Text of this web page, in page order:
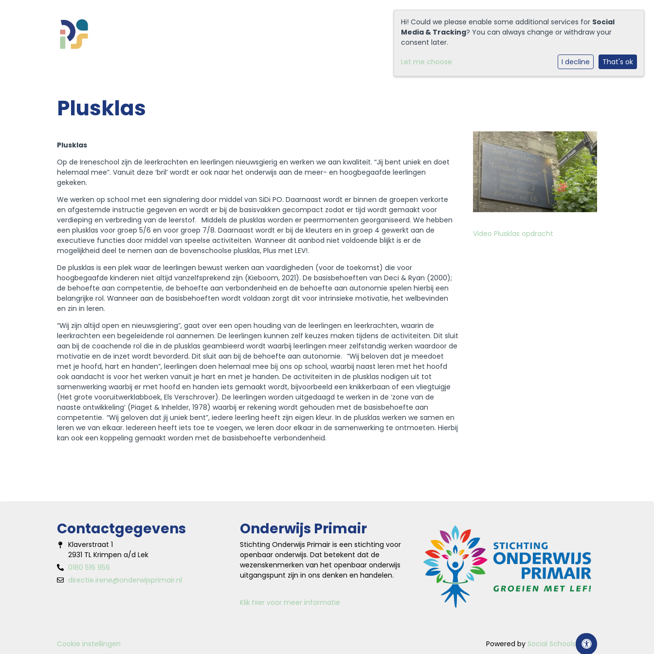
Praktische informatie
Vacatures
Ik zoek een school
Plusklas
Plusklas
Op de Ireneschool zijn de leerkrachten en leerlingen nieuwsgierig en werken we aan kwaliteit. “Jij bent uniek en doet
helemaal mee”. Vanuit deze ‘bril’ wordt er ook naar het onderwijs aan de meer- en hoogbegaafde leerlingen
gekeken.
We werken op school met een signalering door middel van SiDi PO. Daarnaast wordt er binnen de groepen verkorte
en afgestemde instructie gegeven en wordt er bij de basisvakken gecompact zodat er tijd wordt gemaakt voor
verdieping en verbreding van de leerstof. Middels de plusklas worden er peermomenten georganiseerd. We hebben
een plusklas voor groep 5/6 en voor groep 7/8. Daarnaast wordt er bij de kleuters en in groep 4 gewerkt aan de
executieve functies door middel van speelse activiteiten. Wanneer dit aanbod niet voldoende blijkt is er de
mogelijkheid deel te nemen aan de bovenschoolse plusklas, Plus met LEV!.
De plusklas is een plek waar de leerlingen bewust werken aan vaardigheden (voor de toekomst) die voor
hoogbegaafde kinderen niet altijd vanzelfsprekend zijn (Kieboom, 2021). De basisbehoeften van Deci & Ryan (2000);
de behoefte aan competentie, de behoefte aan verbondenheid en de behoefte aan autonomie spelen hierbij een
belangrijke rol. Wanneer aan de basisbehoeften wordt voldaan zorgt dit voor intrinsieke motivatie, het welbevinden
en zin in leren.
“Wij zijn altijd open en nieuwsgiering”, gaat over een open houding van de leerlingen en leerkrachten, waarin de
leerkrachten een begeleidende rol aannemen. De leerlingen kunnen zelf keuzes maken tijdens de activiteiten. Dit sluit
aan bij de coachende rol die in de plusklas geambieerd wordt waarbij leerlingen meer zelfstandig werken waardoor de
motivatie en de inzet wordt bevorderd. Dit sluit aan bij de behoefte aan autonomie. “Wij beloven dat je meedoet
met je hoofd, hart en handen”, leerlingen doen helemaal mee bij ons op school, waarbij naast leren met het hoofd
ook aandacht is voor het werken vanuit je hart en met je handen. De activiteiten in de plusklas nodigen uit tot
samenwerking waarbij er met hoofd en handen iets gemaakt wordt, bijvoorbeeld een knikkerbaan of een vliegtuigje
(Het grote vooruitwerklabboek, Els Verschrover). De leerlingen worden uitgedaagd te werken in de ‘zone van de
naaste ontwikkeling’ (Piaget & Inhelder, 1978) waarbij er rekening wordt gehouden met de basisbehoefte aan
competentie. “Wij geloven dat jij uniek bent”, iedere leerling heeft zijn eigen kleur. In de plusklas werken we samen en
leren we van elkaar. Iedereen heeft iets toe te voegen, we leren door elkaar in de samenwerking te ontmoeten. Hierbij
kan ook een koppeling gemaakt worden met de basisbehoefte verbondenheid.
Video Plusklas opdracht
Contactgegevens
Klaverstraat 1
2931 TL Krimpen a/d Lek
0180 516 956
directie.irene@onderwijsprimair.nl
Onderwijs Primair
Stichting Onderwijs Primair is een stichting voor
openbaar onderwijs. Dat betekent dat de
wezenskenmerken van het openbaar onderwijs
uitgangspunt zijn in ons denken en handelen.
Klik hier voor meer informatie
Cookie instellingen Powered by Social Schools
Hi! Could we please enable some additional services for Social
Media & Tracking? You can always change or withdraw your
consent later.
Let me choose
I decline That's ok